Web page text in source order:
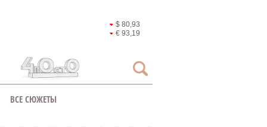
$ 80,93
€ 93,19
ВСЕ СЮЖЕТЫ